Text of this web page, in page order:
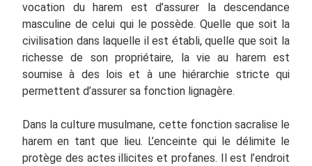
vocation du harem est d’assurer la descendance
masculine de celui qui le possède. Quelle que soit la
civilisation dans laquelle il est établi, quelle que soit la
richesse de son propriétaire, la vie au harem est
soumise à des lois et à une hiérarchie stricte qui
permettent d’assurer sa fonction lignagère.
Dans la culture musulmane, cette fonction sacralise le
harem en tant que lieu. L’enceinte qui le délimite le
protège des actes illicites et profanes. Il est l’endroit